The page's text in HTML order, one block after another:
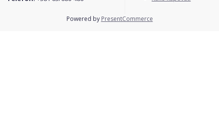
Powered by PresentCommerce